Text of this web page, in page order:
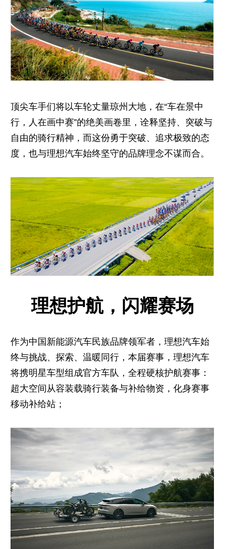
顶尖车手们将以车轮丈量琼州大地，在“车在景中
行，人在画中赛”的绝美画卷里，诠释坚持、突破与
自由的骑行精神，而这份勇于突破、追求极致的态
度，也与理想汽车始终坚守的品牌理念不谋而合。
理想护航，闪耀赛场
作为中国新能源汽车民族品牌领军者，理想汽车始
终与挑战、探索、温暖同行，本届赛事，理想汽车
将携明星车型组成官方车队，全程硬核护航赛事：
超大空间从容装载骑行装备与补给物资，化身赛事
移动补给站；